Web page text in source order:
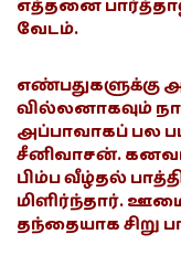
எத்தனை
வேடம்.
எண்பதுகளுக்கு
வில்லனாகவும்
அப்பாவாகப் பல
சீனிவாசன்.
பிம்ப வீழ்தல்
மிளிர்ந்தார்.
தந்தையாக சிறு